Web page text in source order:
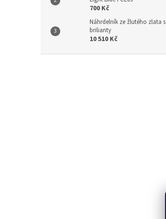
700 Kč
Náhrdelník ze žlutého zlata s
brilianty
10 510 Kč